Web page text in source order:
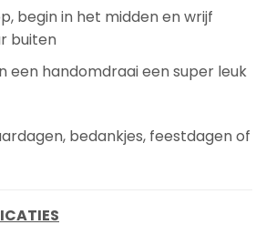
begin in het midden en wrijf
buiten
een handomdraai een super leuk
bedankjes, feestdagen of